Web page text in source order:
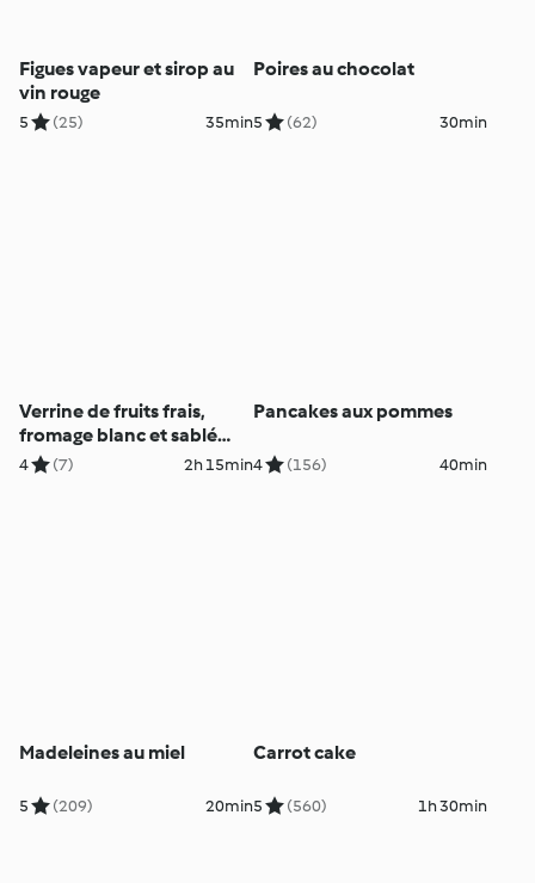
Figues vapeur et sirop au
vin rouge
5 (25) 35min
Poires au chocolat
5 (62) 30min
Verrine de fruits frais,
fromage blanc et sablé
breton
4 (7) 2h 15min
Pancakes aux pommes
4 (156) 40min
Madeleines au miel
5 (209) 20min
Carrot cake
5 (560) 1h 30min